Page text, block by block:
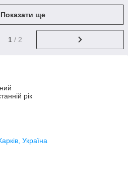
Показати ще
1 / 2
рік
Україна